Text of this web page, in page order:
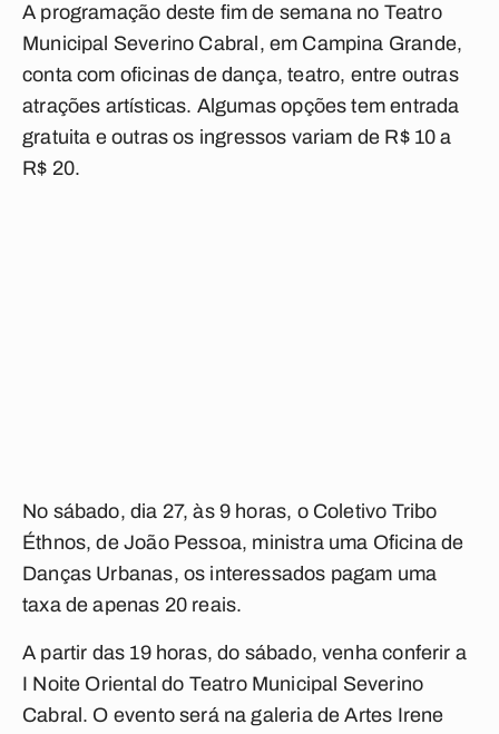
A programação deste fim de semana no Teatro
Municipal Severino Cabra l, em Campina Grande,
conta com oficinas de dança, teatro, entre outras
atrações artísticas. Algumas opções tementrada
gratuita e outras os ingressos variam de R$ 10 a
R$ 20.
No sábado, dia 27, às 9 horas, o Coletivo Tribo
Éthnos, de João Pessoa, ministra uma Oficinade
Danças Urbanas, os interessados pagam uma
taxa de apenas 20 reais.
A partir das 19 horas, do sábado, venha conferir a
I Noite Orientaldo Teatro Municipal Severino
Cabral. O evento será na galeria de Artes Irene